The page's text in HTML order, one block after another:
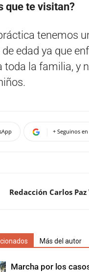
que te visitan?
tenemos
edad ya que
toda la familia, y
+ Seguinos
Redacción Carlos Paz
Más del autor
Marcha por los